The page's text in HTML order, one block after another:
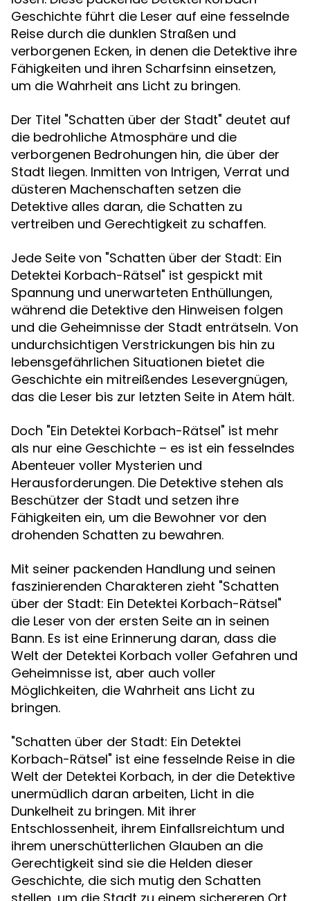
Geschichte führt die Leser auf eine fesselnde
Reise durch die dunklen Straßen und
verborgenen Ecken, in denen die Detektive ihre
Fähigkeiten und ihren Scharfsinn einsetzen,
um die Wahrheit ans Licht zu bringen.
Der Titel "Schatten über der Stadt" deutet auf
die bedrohliche Atmosphäre und die
verborgenen Bedrohungen hin, die über der
Stadt liegen. Inmitten von Intrigen, Verrat und
düsteren Machenschaften setzen die
Detektive alles daran, die Schatten zu
vertreiben und Gerechtigkeit zu schaffen.
Jede Seite von "Schatten über der Stadt: Ein
Detektei Korbach-Rätsel" ist gespickt mit
Spannung und unerwarteten Enthüllungen,
während die Detektive den Hinweisen folgen
und die Geheimnisse der Stadt enträtseln. Von
undurchsichtigen Verstrickungen bis hin zu
lebensgefährlichen Situationen bietet die
Geschichte ein mitreißendes Lesevergnügen,
das die Leser bis zur letzten Seite in Atem hält.
Doch "Ein Detektei Korbach-Rätsel" ist mehr
als nur eine Geschichte – es ist ein fesselndes
Abenteuer voller Mysterien und
Herausforderungen. Die Detektive stehen als
Beschützer der Stadt und setzen ihre
Fähigkeiten ein, um die Bewohner vor den
drohenden Schatten zu bewahren.
Mit seiner packenden Handlung und seinen
faszinierenden Charakteren zieht "Schatten
über der Stadt: Ein Detektei Korbach-Rätsel"
die Leser von der ersten Seite an in seinen
Bann. Es ist eine Erinnerung daran, dass die
Welt der Detektei Korbach voller Gefahren und
Geheimnisse ist, aber auch voller
Möglichkeiten, die Wahrheit ans Licht zu
bringen.
"Schatten über der Stadt: Ein Detektei
Korbach-Rätsel" ist eine fesselnde Reise in die
Welt der Detektei Korbach, in der die Detektive
unermüdlich daran arbeiten, Licht in die
Dunkelheit zu bringen. Mit ihrer
Entschlossenheit, ihrem Einfallsreichtum und
ihrem unerschütterlichen Glauben an die
Gerechtigkeit sind sie die Helden dieser
Geschichte, die sich mutig den Schatten